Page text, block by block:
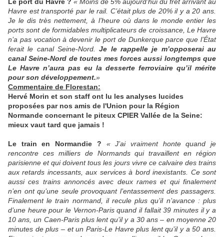
Havre est transporté par le rail. C’était plus de 20% il y a 20 ans.
Je le dis très nettement, à l’heure où dans le monde entier les
ports sont de formidables multiplicateurs de croissance, Le Havre
n’a pas vocation à devenir le port de Dunkerque parce que l’État
ferait le canal Seine-Nord.
Je le rappelle je m’opposerai au
canal Seine-Nord de toutes mes forces aussi longtemps que
Le Havre n’aura pas eu la desserte ferroviaire qu’il mérite
pour son développement.»
Commentaire de Florestan:
Hervé Morin et son staff ont lu les analyses lucides
proposées par nos amis de l'Union pour la Région
Normande concernant le piteux CPIER Vallée de la Seine:
mieux vaut tard que jamais !
Le train en Normandie ?
« J’ai vraiment honte quand je
rencontre ces milliers de Normands qui travaillent en région
parisienne et qui doivent tous les jours vivre ce calvaire des trains
aux retards incessants, aux services à bord inexistants. Ce sont
aussi ces trains annoncés avec deux rames et qui finalement
n’en ont qu’une seule provoquant l’entassement des passagers.
Finalement le train normand, il recule plus qu’il n’avance : plus
d’une heure pour le Vernon-Paris quand il fallait 39 minutes il y a
10 ans, un Caen-Paris plus lent qu’il y a 30 ans – en moyenne 20
minutes de plus – et un Paris-Le Havre plus lent qu’il y a 50 ans.